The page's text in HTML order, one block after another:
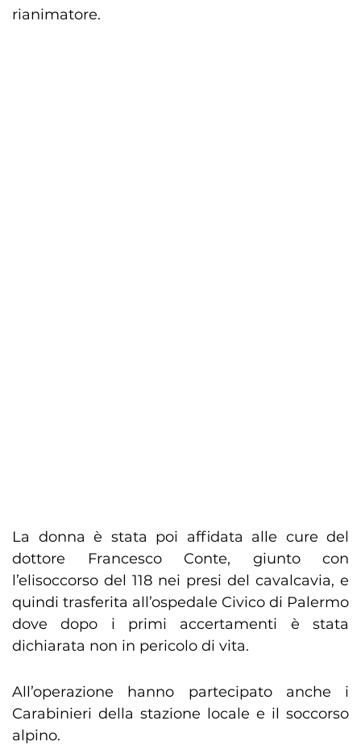
rianimatore.
La donna è stata poi affidata alle cure del
dottore Francesco Conte, giunto con
l’elisoccorso del 118 nei presi del cavalcavia, e
quindi trasferita all’ospedale Civico di Palermo
dove dopo i primi accertamenti è stata
dichiarata non in pericolo di vita.
All’operazione hanno partecipato anche i
Carabinieri della stazione locale e il soccorso
alpino.